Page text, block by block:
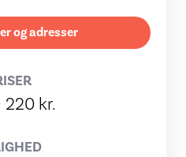
og adresser
kr.